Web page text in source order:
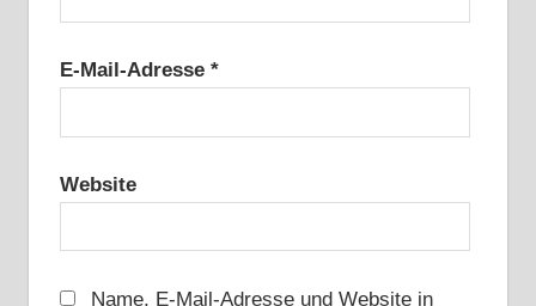
E-Mail-Adresse *
Website
Name, E-Mail-Adresse und Website in